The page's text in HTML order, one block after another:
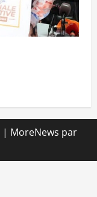
| MoreNews par